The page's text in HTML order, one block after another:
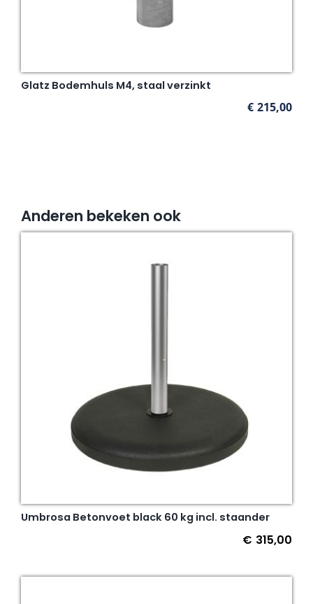
Glatz Bodemhuls M4, staal verzinkt
€ 215,00
Anderen bekeken ook
Umbrosa Betonvoet black 60 kg incl. staander
€ 315,00